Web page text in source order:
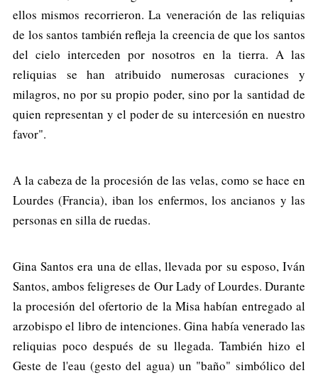
ellos mismos recorrieron. La veneración de las reliquias
de los santos también refleja la creencia de que los santos
del cielo interceden por nosotros en la tierra. A las
reliquias se han atribuido numerosas curaciones y
milagros, no por su propio poder, sino por la santidad de
quien representan y el poder de su intercesión en nuestro
favor".
A la cabeza de la procesión de las velas, como se hace en
Lourdes (Francia), iban los enfermos, los ancianos y las
personas en silla de ruedas.
Gina Santos era una de ellas, llevada por su esposo, Iván
Santos, ambos feligreses de Our Lady of Lourdes. Durante
la procesión del ofertorio de la Misa habían entregado al
arzobispo el libro de intenciones. Gina había venerado las
reliquias poco después de su llegada. También hizo el
Geste de l'eau (gesto del agua) un "baño" simbólico del